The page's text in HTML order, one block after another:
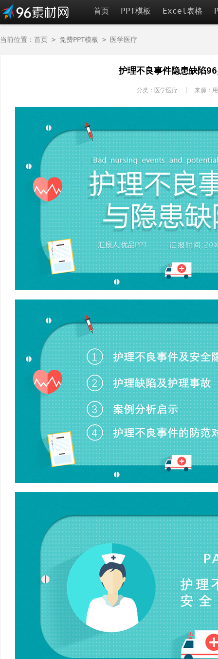
首页 PPT模板 Excel表格
当前位置： 首页 > 免费PPT模板 > 医学医疗
护理不良事件隐患缺陷
分类：医学医疗 | 来源：